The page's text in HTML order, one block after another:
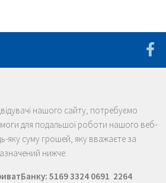
нашого сайту, потребуємо
для подальшої роботи нашого веб-
яку суму грошей, яку вважаєте за
нижче.
5169 3324 0691 2264